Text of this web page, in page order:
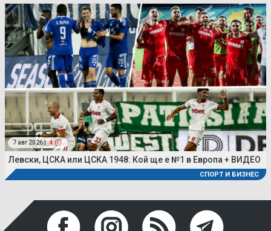
7 авг 2026 | 4
Левски, ЦСКА или ЦСКА 1948: Кой ще е №1 в Европа + ВИДЕО
СПОРТ И БИЗНЕС